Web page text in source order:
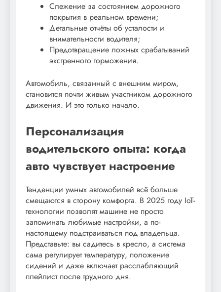
Слежение за состоянием дорожного
покрытия в реальном времени;
Детальные отчёты об усталости и
внимательности водителя;
Предотвращение ложных срабатываний
экстренного торможения.
Автомобиль, связанный с внешним миром,
становится почти живым участником дорожного
движения. И это только начало.
Персонализация
водительского опыта: когда
авто чувствует настроение
Тенденции умных автомобилей всё больше
смещаются в сторону комфорта. В 2025 году IoT-
технологии позволят машине не просто
запоминать любимые настройки, а по-
настоящему подстраиваться под владельца.
Представьте: вы садитесь в кресло, а система
сама регулирует температуру, положение
сидений и даже включает расслабляющий
плейлист после трудного дня.